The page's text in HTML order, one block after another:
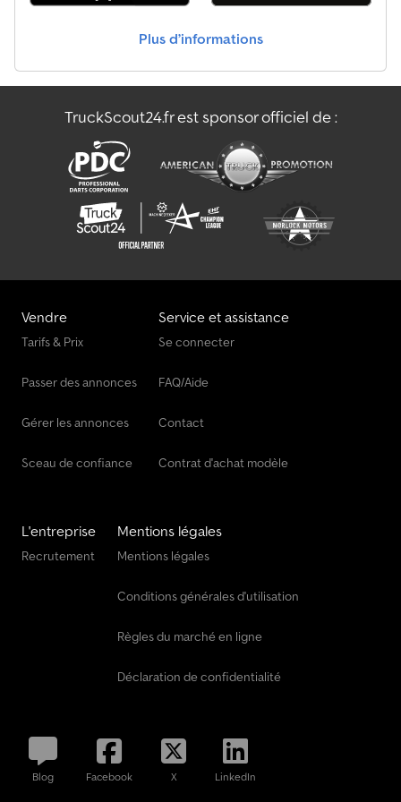
essieu. Crjdpfx Ahezq H Akoqef
Plus d’informations
TruckScout24.fr est sponsor officiel de :
Vendre
Tarifs & Prix
Passer des annonces
Gérer les annonces
Sceau de confiance
Service et assistance
Se connecter
FAQ/Aide
Contact
Contrat d'achat modèle
L'entreprise
Recrutement
Mentions légales
Mentions légales
Conditions générales d'utilisation
Règles du marché en ligne
Déclaration de confidentialité
Blog Facebook X LinkedIn